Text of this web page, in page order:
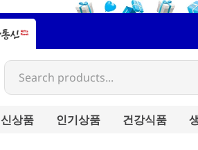
Search products...
신상품 인기상품 건강식품